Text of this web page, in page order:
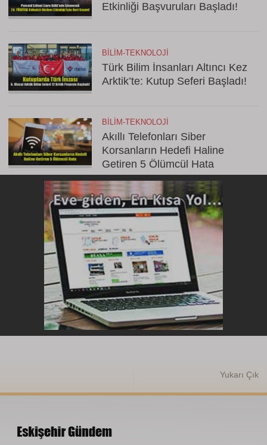
Etkinliği Başvuruları Başladı!
BILIM-TEKNOLOJI
Türk Bilim İnsanları Altıncı Kez
Arktik’te: Kutup Seferi Başladı!
BILIM-TEKNOLOJI
Akıllı Telefonları Siber
Korsanların Hedefi Haline
Getiren 5 Ölümcül Hata
Yukarı Çık